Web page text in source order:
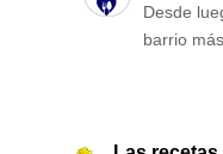
Desde
barrio